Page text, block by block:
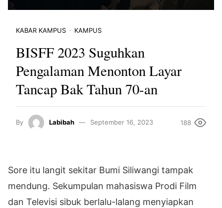
KABAR KAMPUS KAMPUS
BISFF 2023 Suguhkan
Pengalaman Menonton Layar
Tancap Bak Tahun 70-an
By Labibah September 16, 2023 188
Sore itu langit sekitar Bumi Siliwangi tampak
mendung. Sekumpulan mahasiswa Prodi Film
dan Televisi sibuk berlalu-lalang menyiapkan